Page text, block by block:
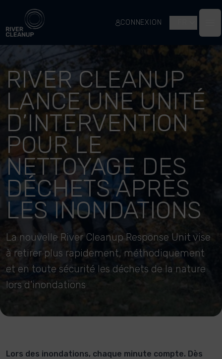
River Cleanup
CONNEXION
RIVER CLEANUP
LANCE UNE UNITÉ
D’INTERVENTION
POUR LE
NETTOYAGE DES
DÉCHETS APRÈS
LES INONDATIONS
La nouvelle River Cleanup Response Unit vise
à retirer plus rapidement, méthodiquement
et en toute sécurité les déchets de la nature
lors d’inondations
Lors des inondations, chaque minute compte. Dès